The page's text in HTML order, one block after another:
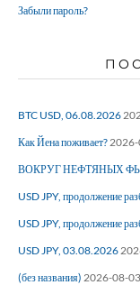
Забыли пароль?
BTC USD, 06.08.2026
Как Йена поживает?
ВОКРУГ НЕФТЯНЫХ
USD JPY, продолжение
USD JPY, продолжение
USD JPY, 03.08.2026
(без названия) 2026-08-03